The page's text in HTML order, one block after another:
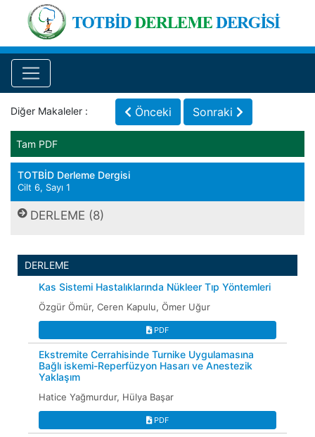
Diğer Makaleler : Önceki Sonraki
Tam PDF
TOTBİD Derleme Dergisi
Cilt 6, Sayı 1
DERLEME (8)
DERLEME
Kas Sistemi Hastalıklarında Nükleer Tıp Yöntemleri
Özgür Ömür, Ceren Kapulu, Ömer Uğur
PDF
Ekstremite Cerrahisinde Turnike Uygulamasına
Bağlı iskemi-Reperfüzyon Hasarı ve Anestezik
Yaklaşım
Hatice Yağmurdur, Hülya Başar
PDF